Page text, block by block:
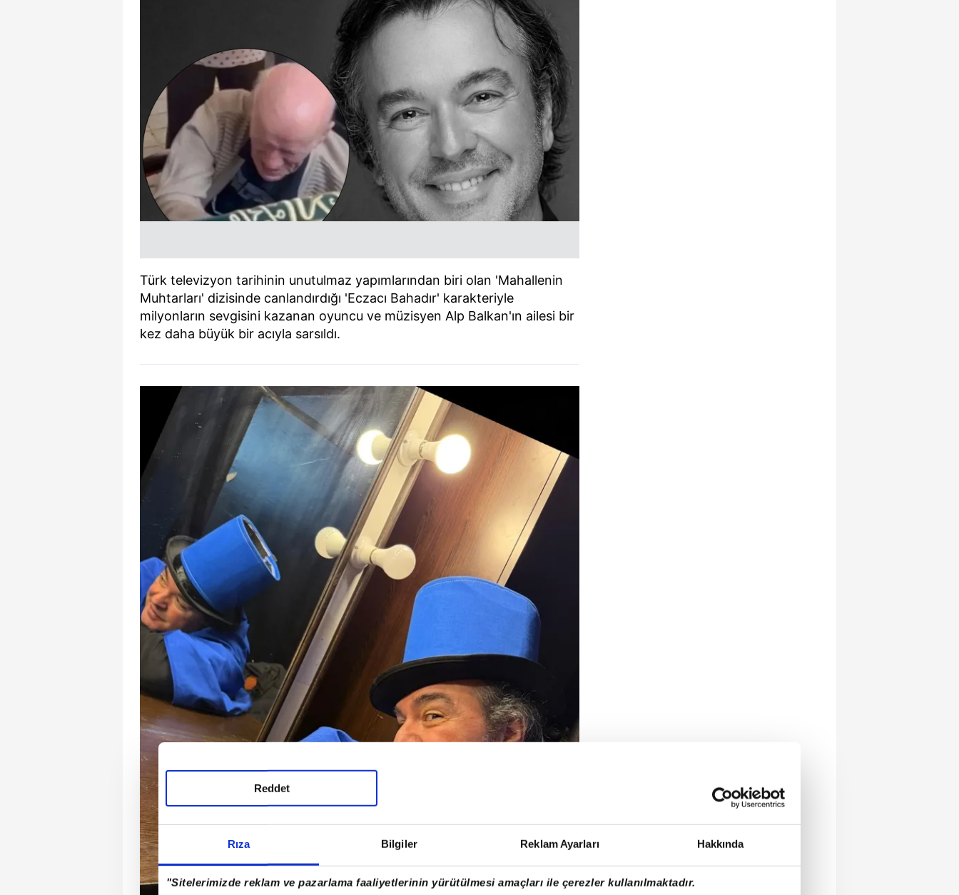
Rıza Bilgiler Reklam Ayarları Hakkında
"Sitelerimizde reklam ve pazarlama faaliyetlerinin yürütülmesi amaçları ile çerezler kullanılmaktadır.
Reddet
Türk televizyon tarihinin unutulmaz yapımlarından biri olan 'Mahallenin
Muhtarları' dizisinde canlandırdığı 'Eczacı Bahadır' karakteriyle
milyonların sevgisini kazanan oyuncu ve müzisyen Alp Balkan'ın ailesi bir
kez daha büyük bir acıyla sarsıldı.